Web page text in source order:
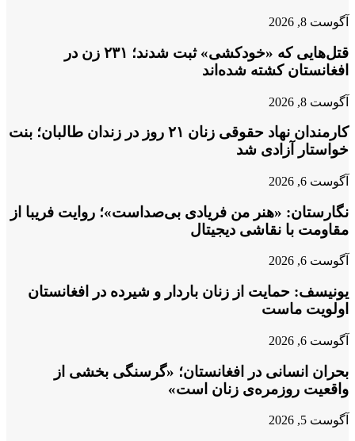
آگوست 8, 2026
قتل‌هایی که «خودکشی» ثبت شدند؛ ۲۳۱ زن در
افغانستان کشته شده‌اند
آگوست 8, 2026
کارمندان نهاد حقوقی زنان ۲۱ روز در زندان طالبان؛ بنت
خواستار آزادی شد
آگوست 6, 2026
نگارستان: «هنر من فریادی بی‌صداست»؛ روایت فریبا از
مقاومت با نقاشی دیجیتال
آگوست 6, 2026
یونیسف: حمایت از زنان باردار و شیرده در افغانستان
اولویت ماست
آگوست 6, 2026
بحران انسانی در افغانستان؛ «گرسنگی بخشی از
واقعیت روزمره‌ی زنان است»
آگوست 5, 2026